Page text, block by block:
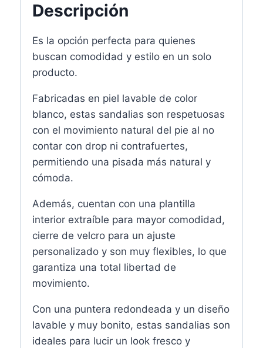
Descripción
Es la opción perfecta para quienes
buscan comodidad y estilo en un solo
producto.
Fabricadas en piel lavable de color
blanco, estas sandalias son respetuosas
con el movimiento natural del pie al no
contar con drop ni contrafuertes,
permitiendo una pisada más natural y
cómoda.
Además, cuentan con una plantilla
interior extraíble para mayor comodidad,
cierre de velcro para un ajuste
personalizado y son muy flexibles, lo que
garantiza una total libertad de
movimiento.
Con una puntera redondeada y un diseño
lavable y muy bonito, estas sandalias son
ideales para lucir un look fresco y